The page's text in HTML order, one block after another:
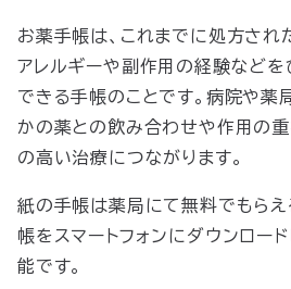
お薬手帳は、これまでに処方され
アレルギーや副作用の経験など
できる手帳のことです。病院や薬
かの薬との飲み合わせや作用の重
の高い治療につながります。
紙の手帳は薬局にて無料でもらえ
帳をスマートフォンにダウンロー
能です。